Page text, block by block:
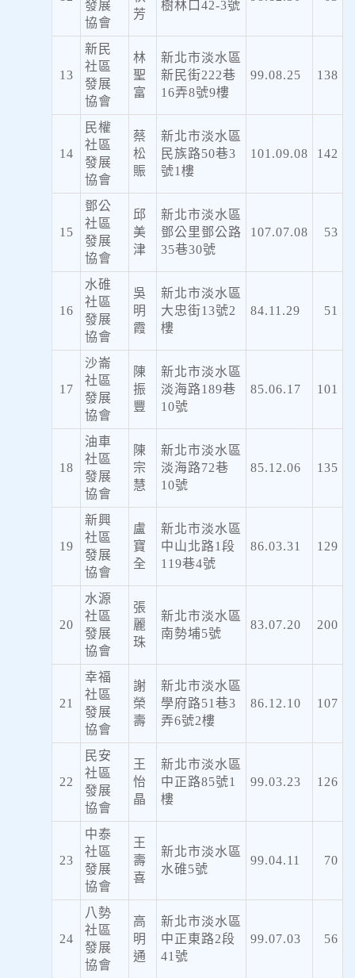
發展
協會
芳
樹林口42-3號
13
新民
社區
發展
協會
林
聖
富
新北市淡水區
新民街222巷
16弄8號9樓
99.08.25 138
14
民權
社區
發展
協會
蔡
松
賑
新北市淡水區
民族路50巷3
號1樓
101.09.08 142
15
鄧公
社區
發展
協會
邱
美
津
新北市淡水區
鄧公里鄧公路
35巷30號
107.07.08 53
16
水碓
社區
發展
協會
吳
明
霞
新北市淡水區
大忠街13號2
樓
84.11.29 51
17
沙崙
社區
發展
協會
陳
振
豐
新北市淡水區
淡海路189巷
10號
85.06.17 101
18
油車
社區
發展
協會
陳
宗
慧
新北市淡水區
淡海路72巷
10號
85.12.06 135
19
新興
社區
發展
協會
盧
寶
全
新北市淡水區
中山北路1段
119巷4號
86.03.31 129
20
水源
社區
發展
協會
張
麗
珠
新北市淡水區
南勢埔5號
83.07.20 200
21
幸福
社區
發展
協會
謝
榮
壽
新北市淡水區
學府路51巷3
弄6號2樓
86.12.10 107
22
民安
社區
發展
協會
王
怡
晶
新北市淡水區
中正路85號1
樓
99.03.23 126
23
中泰
社區
發展
協會
王
壽
喜
新北市淡水區
水碓5號
99.04.11 70
24
八勢
社區
發展
協會
高
明
通
新北市淡水區
中正東路2段
41號
99.07.03 56